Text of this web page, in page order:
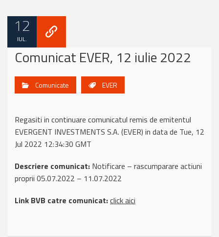
12
IUL.
Comunicat EVER, 12 iulie 2022
Comunicate EVER
Regasiti in continuare comunicatul remis de emitentul
EVERGENT INVESTMENTS S.A. (EVER) in data de Tue, 12
Jul 2022 12:34:30 GMT
Descriere comunicat: Notificare – rascumparare actiuni
proprii 05.07.2022 – 11.07.2022
Link BVB catre comunicat:click aici